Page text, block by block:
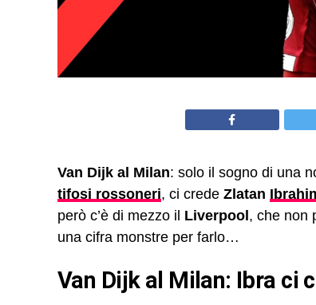
Van Dijk al Milan: solo il sogno di una
tifosi rossoneri, ci crede Zlatan
però c’è di mezzo il Liverpool , che non
una cifra monstre per farlo…
Van Dijk al Milan: Ibra ci